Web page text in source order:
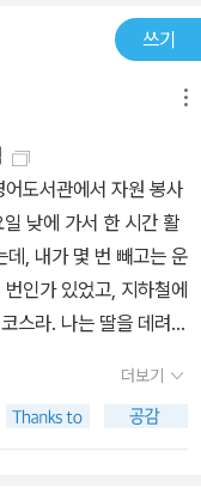
쓰기
도서관에서 자원 봉사
낮에 가서 한 시간 활
데, 내가 몇 번 빼고는 운
인가 있었고, 지하철에
스라. 나는 딸을 데려다
이 너무 활동적이라(산
람있어 해 보는 나도
) 여섯 살 여자아이 둘
더보기